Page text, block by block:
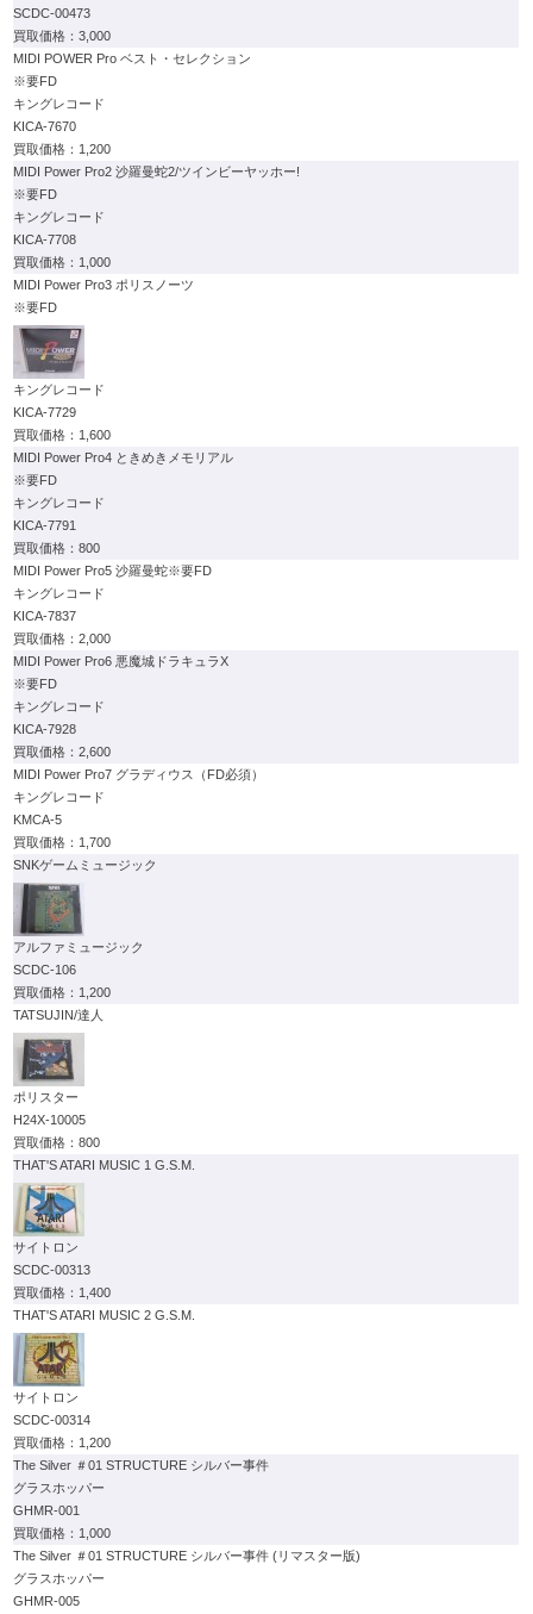
SCDC-00473
3,000
MIDI POWER Pro ベスト・セレクション
※要FD
キングレコード
KICA-7670
1,200
MIDI Power Pro2 沙羅曼蛇2/ツインビーヤッホー!
※要FD
キングレコード
KICA-7708
1,000
MIDI Power Pro3 ポリスノーツ
※要FD
キングレコード
KICA-7729
1,600
MIDI Power Pro4 ときめきメモリアル
※要FD
キングレコード
KICA-7791
800
MIDI Power Pro5 沙羅曼蛇※要FD
キングレコード
KICA-7837
2,000
MIDI Power Pro6 悪魔城ドラキュラX
※要FD
キングレコード
KICA-7928
2,600
MIDI Power Pro7 グラディウス（FD必須）
キングレコード
KMCA-5
1,700
SNKゲームミュージック
アルファミュージック
SCDC-106
1,200
TATSUJIN/達人
ポリスター
H24X-10005
800
THAT'S ATARI MUSIC 1 G.S.M.
サイトロン
SCDC-00313
1,400
THAT'S ATARI MUSIC 2 G.S.M.
サイトロン
SCDC-00314
1,200
The Silver ＃01 STRUCTURE シルバー事件
グラスホッパー
GHMR-001
1,000
The Silver ＃01 STRUCTURE シルバー事件 (リマスター版)
グラスホッパー
GHMR-005